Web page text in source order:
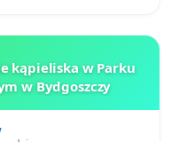
kąpieliska w Parku
w Bydgoszczy